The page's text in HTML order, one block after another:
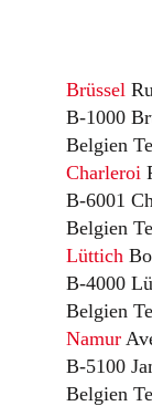
Brüssel
B-1000
Belgien
Charleroi
B-6001
Belgien
Lüttich
B-4000
Belgien
Namur
B-5100
Belgien